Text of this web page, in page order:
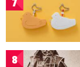
7
8